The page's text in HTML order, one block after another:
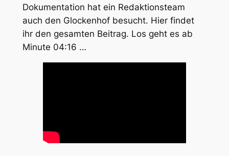
Dokumentation hat ein Redaktionsteam
auch den Glockenhof besucht. Hier findet
ihr den gesamten Beitrag. Los geht es ab
Minute 04:16 …